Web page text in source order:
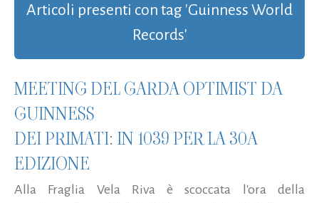
Articoli presenti con tag 'Guinness World
Records'
MEETING DEL GARDA OPTIMIST DA
GUINNESS
DEI PRIMATI: IN 1039 PER LA 30A
EDIZIONE
Alla Fraglia Vela Riva è scoccata l'ora della